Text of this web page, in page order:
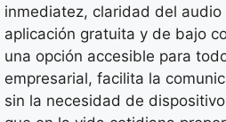
inmediatez, claridad del
aplicación gratuita y de bajo
una opción accesible para
empresarial, facilita la
sin la necesidad de